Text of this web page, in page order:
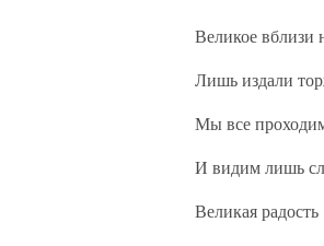
Великое вблизи
Лишь издали
Мы все
И видим лишь
Великая